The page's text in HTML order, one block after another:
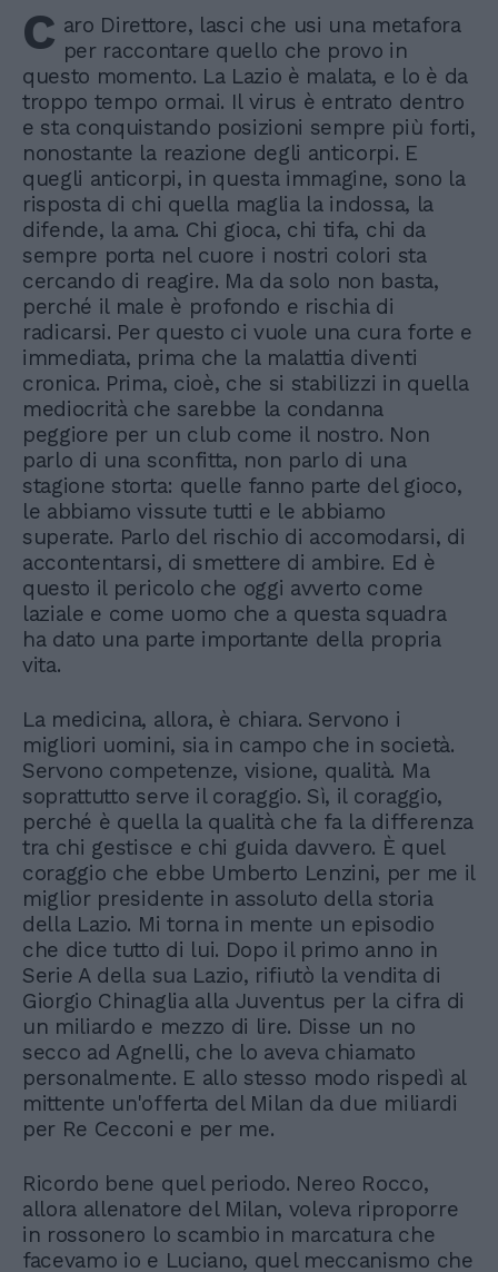
C aro Direttore, lasci che usi una metafora
per raccontare quello che provo in
questo momento. La Lazio è malata, e lo è da
troppo tempo ormai. Il virus è entrato dentro
e sta conquistando posizioni sempre più forti,
nonostante la reazione degli anticorpi. E
quegli anticorpi, in questa immagine, sono la
risposta di chi quella maglia la indossa, la
difende, la ama. Chi gioca, chi tifa, chi da
sempre porta nel cuore i nostri colori sta
cercando di reagire. Ma da solo non basta,
perché il male è profondo e rischia di
radicarsi. Per questo ci vuole una cura forte e
immediata, prima che la malattia diventi
cronica. Prima, cioè, che si stabilizzi in quella
mediocrità che sarebbe la condanna
peggiore per un club come il nostro. Non
parlo di una sconfitta, non parlo di una
stagione storta: quelle fanno parte del gioco,
le abbiamo vissute tutti e le abbiamo
superate. Parlo del rischio di accomodarsi, di
accontentarsi, di smettere di ambire. Ed è
questo il pericolo che oggi avverto come
laziale e come uomo che a questa squadra
ha dato una parte importante della propria
vita.
La medicina, allora, è chiara. Servono i
migliori uomini, sia in campo che in società.
Servono competenze, visione, qualità. Ma
soprattutto serve il coraggio. Sì, il coraggio,
perché è quella la qualità che fa la differenza
tra chi gestisce e chi guida davvero. È quel
coraggio che ebbe Umberto Lenzini, per me il
miglior presidente in assoluto della storia
della Lazio. Mi torna in mente un episodio
che dice tutto di lui. Dopo il primo anno in
Serie A della sua Lazio, rifiutò la vendita di
Giorgio Chinaglia alla Juventus per la cifra di
un miliardo e mezzo di lire. Disse un no
secco ad Agnelli, che lo aveva chiamato
personalmente. E allo stesso modo rispedì al
mittente un'offerta del Milan da due miliardi
per Re Cecconi e per me.
Ricordo bene quel periodo. Nereo Rocco,
allora allenatore del Milan, voleva riproporre
in rossonero lo scambio in marcatura che
facevamo io e Luciano, quel meccanismo che